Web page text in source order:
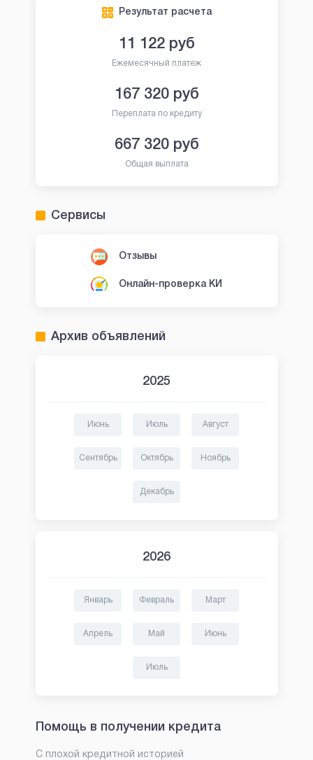
Результат расчета
11 122руб
Ежемесячный платеж
167 320руб
Переплата по кредиту
667 320руб
Общая выплата
Сервисы
Отзывы
Онлайн-проверка КИ
Архив объявлений
2025
Июнь Июль Август
Сентябрь Октябрь Ноябрь
Декабрь
2026
Январь Февраль Март
Апрель Май Июнь
Июль
Помощь в получении кредита
С плохой кредитной историей